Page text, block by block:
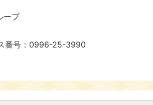
ープ
番号：0996-25-3990